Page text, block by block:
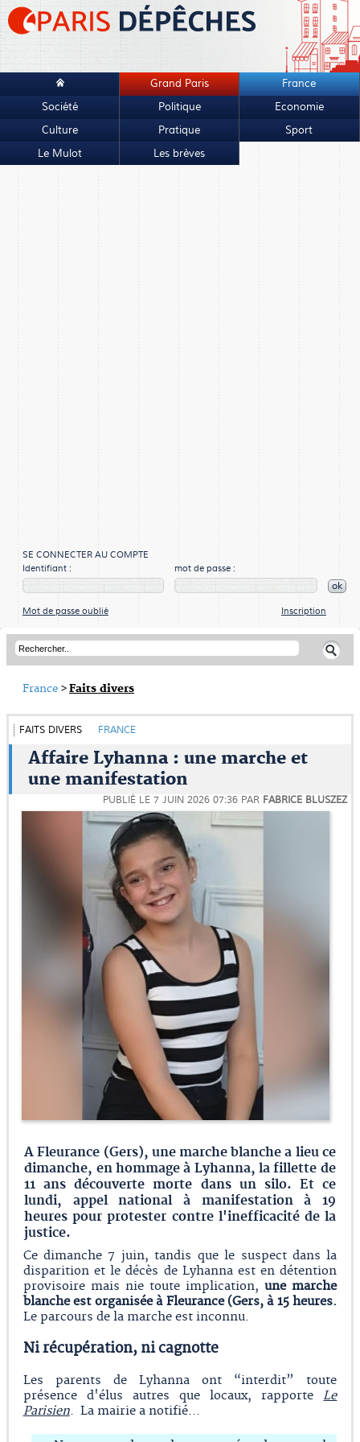
Grand Paris
France
Société
Politique
Economie
Culture
Pratique
Sport
Le Mulot
Les brèves
SE CONNECTER AU COMPTE
Identifiant :
mot de passe :
ok
Mot de passe oublié Inscription
France >Faits divers
FAITS DIVERS FRANCE
Affaire Lyhanna : une marche et
une manifestation
PUBLIÉ LE 7 JUIN 2026 07:36 PAR FABRICE BLUSZEZ
A Fleurance (Gers), une marche blanche a lieu ce
dimanche, en hommage à Lyhanna, la fillette de
11 ans découverte morte dans un silo. Et ce
lundi, appel national à manifestation à 19
heures pour protester contre l'inefficacité de la
justice.
Ce dimanche 7 juin, tandis que le suspect dans la
disparition et le décès de Lyhanna est en détention
provisoire mais nie toute implication,une marche
blanche est organisée à Fleurance (Gers, à 15 heures.
Le parcours de la marche est inconnu.
Ni récupération, ni cagnotte
Les parents de Lyhanna ont “interdit” toute
présence d'élus autres que locaux, rapporteLe
Parisien. La mairie a notifié…